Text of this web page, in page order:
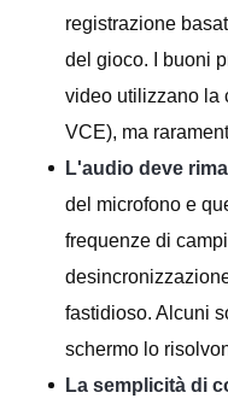
registrazione
del gioco. I buoni
video utilizzano la
VCE), ma
L'audio deve
del microfono e
frequenze di
fastidioso. Alcuni
schermo lo
La semplicità di